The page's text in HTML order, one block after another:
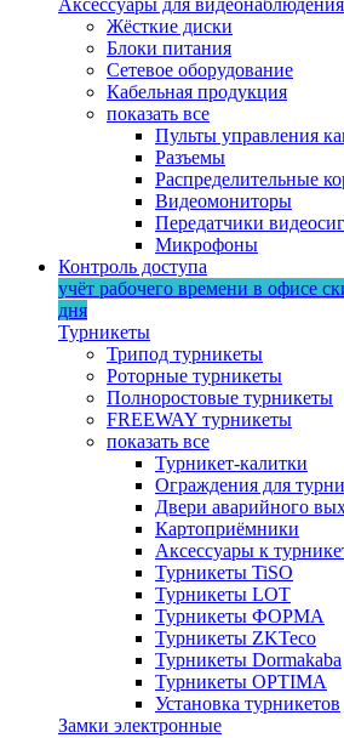
Жёсткие диски
Блоки питания
Сетевое оборудование
Кабельная продукция
показать все
Пульты управления
Разъемы
Распределительные
Видеомониторы
Передатчики
Микрофоны
Контроль доступа
учёт рабочего времени в офисе
дня
Турникеты
Трипод турникеты
Роторные турникеты
Полноростовые турникеты
FREEWAY турникеты
показать все
Турникет-калитки
Ограждения для
Двери аварийного
Картоприёмники
Аксессуары к
Турникеты TiSO
Турникеты LOT
Турникеты ФОРМА
Турникеты ZKTeco
Турникеты Dormakaba
Турникеты OPTIMA
Установка турникетов
Замки электронные